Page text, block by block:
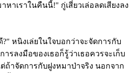
าเราในคืนนี้!" กู่เสี่ยวเล่อลดเสียงลง
?" หนิงเล่ยในใจบอกว่าจะจัดการกับ
ารลงมือของเธอก็รู้ว่าเธอควรจะเก็บ
ถ้าจัดการกับฝูงหมาป่าจริง นอกจาก